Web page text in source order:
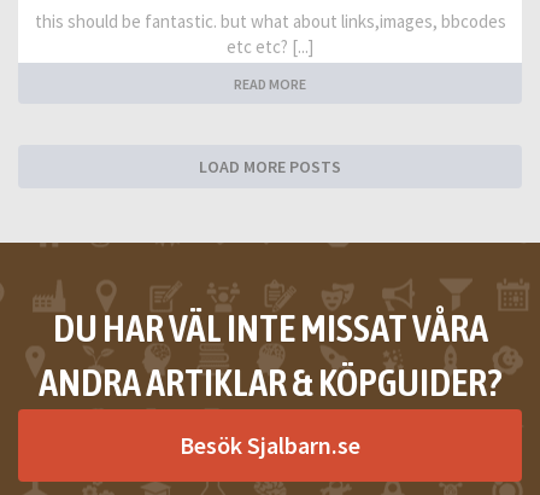
this should be fantastic. but what about links,images, bbcodes
etc etc? [...]
READ MORE
LOAD MORE POSTS
DU HAR VÄL INTE MISSAT VÅRA
ANDRA ARTIKLAR & KÖPGUIDER?
Besök Sjalbarn.se